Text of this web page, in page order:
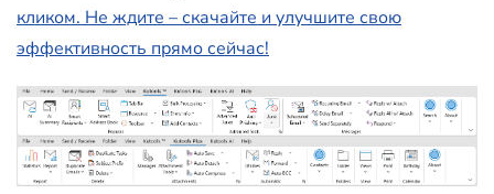
кликом. Не ждите – скачайте и улучшите свою
эффективность прямо сейчас!